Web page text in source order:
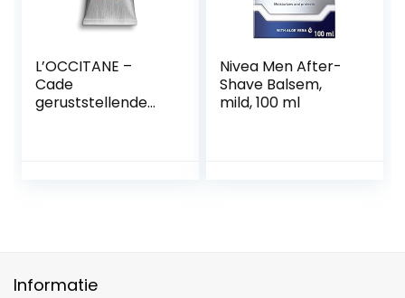
L’OCCITANE –
Cade
geruststellende
Nivea Men After-
Shave Balsem,
mild, 100 ml
Informatie